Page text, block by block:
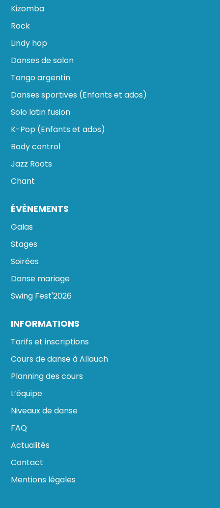
Kizomba
Rock
Lindy hop
Danses de salon
Tango argentin
Danses sportives (Enfants et ados)
Solo latin fusion
K-Pop (Enfants et ados)
Body control
Jazz Roots
Chant
ÉVÈNEMENTS
Galas
Stages
Soirées
Danse mariage
Swing Fest'2026
INFORMATIONS
Tarifs et inscriptions
Cours de danse à Allauch
Planning des cours
L’équipe
Niveaux de danse
FAQ
Actualités
Contact
Mentions légales